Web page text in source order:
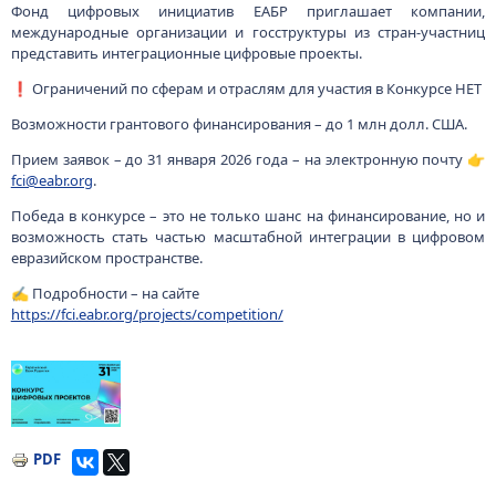
Фонд цифровых инициатив ЕАБР приглашает компании,
международные организации и госструктуры из стран-участниц
представить интеграционные цифровые проекты.
❗ Ограничений по сферам и отраслям для участия в Конкурсе НЕТ
Возможности грантового финансирования – до 1 млн долл. США.
Прием заявок – до 31 января 2026 года – на электронную почту 👉
fci@eabr.org.
Победа в конкурсе – это не только шанс на финансирование, но и
возможность стать частью масштабной интеграции в цифровом
евразийском пространстве.
✍️ Подробности – на сайте
https://fci.eabr.org/projects/competition/
Изображение
PDF